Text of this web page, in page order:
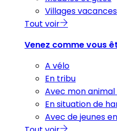
Villages vacances
Tout voir
Venez comme vous
A vélo
En tribu
Avec mon
En situation de
Avec de jeunes